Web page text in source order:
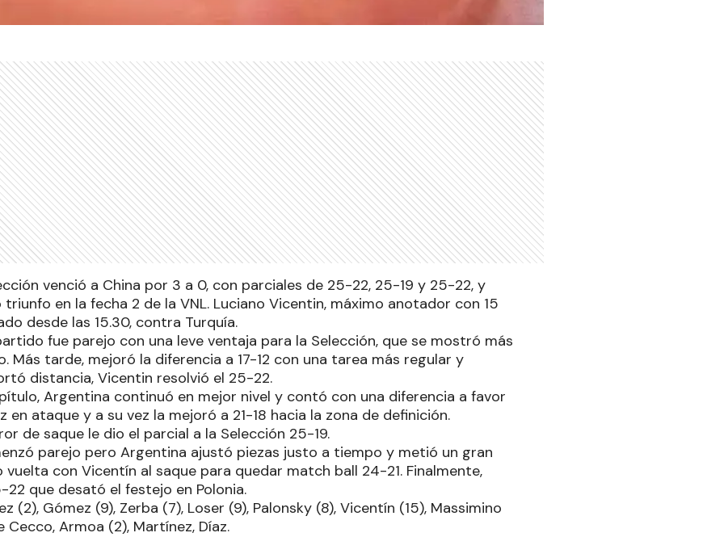
venció a China por 3 a 0, con parciales de 25-22, 25-19 y 25-22, y
en la fecha 2 de la VNL. Luciano Vicentin, máximo anotador con 15
desde las 15.30, contra Turquía.
fue parejo con una leve ventaja para la Selección, que se mostró más
Más tarde, mejoró la diferencia a 17-12 con una tarea más regular y
distancia, Vicentin resolvió el 25-22.
Argentina continuó en mejor nivel y contó con una diferencia a favor
en ataque y a su vez la mejoró a 21-18 hacia la zona de definición.
de saque le dio el parcial a la Selección 25-19.
parejo pero Argentina ajustó piezas justo a tiempo y metió un gran
con Vicentín al saque para quedar match ball 24-21. Finalmente,
22 que desató el festejo en Polonia.
(2), Gómez (9), Zerba (7), Loser (9), Palonsky (8), Vicentín (15), Massimino
Cecco, Armoa (2), Martínez, Díaz.